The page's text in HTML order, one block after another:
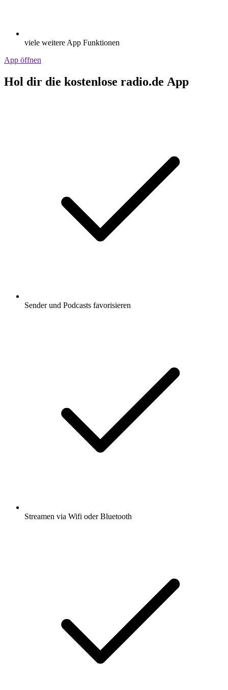
viele weitere App Funktionen
App öffnen
Hol dir die kostenlose radio.de App
Sender und Podcasts favorisieren
Streamen via Wifi oder Bluetooth